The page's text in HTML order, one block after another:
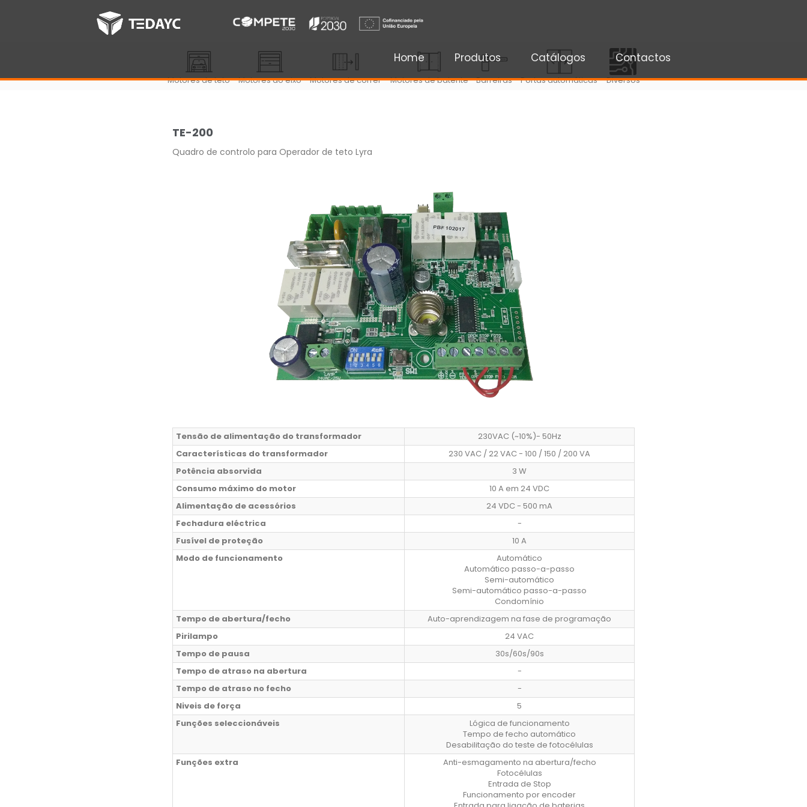
Home Produtos Catálogos Contactos
Motores de teto Motores ao eixo Motores de correr Motores de batente Barreiras Portas automáticas Diversos
TE-200
Quadro de controlo para Operador de teto Lyra
Tensão de alimentação do transformador
230VAC (~10%)- 50Hz
Características do transformador
230 VAC / 22 VAC - 100 / 150 / 200 VA
Potência absorvida
3 W
Consumo máximo do motor
10 A em 24 VDC
Alimentação de acessórios
24 VDC - 500 mA
Fechadura eléctrica
-
Fusível de proteção
10 A
Modo de funcionamento
Automático
Automático passo-a-passo
Semi-automático
Semi-automático passo-a-passo
Condomínio
Tempo de abertura/fecho
Auto-aprendizagem na fase de programação
Pirilampo
24 VAC
Tempo de pausa
30s/60s/90s
Tempo de atraso na abertura
-
Tempo de atraso no fecho
-
Niveis de força
5
Funções seleccionáveis
Lógica de funcionamento
Tempo de fecho automático
Desabilitação do teste de fotocélulas
Funções extra
Anti-esmagamento na abertura/fecho
Fotocélulas
Entrada de Stop
Funcionamento por encoder